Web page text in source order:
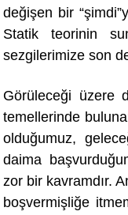
değişen bir
Statik teorinin
sezgilerimize son
Görüleceği üzere
temellerinde
olduğumuz,
daima
zor bir kavramdır.
boşvermişliğe